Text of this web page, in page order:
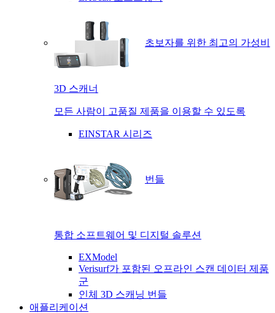
초보자를 위한 최고의 가성비
3D 스캐너
모든 사람이 고품질 제품을 이용할 수 있도록
EINSTAR 시리즈
번들
통합 소프트웨어 및 디지털 솔루션
EXModel
Verisurf가 포함된 오프라인 스캔 데이터 제품
군
인체 3D 스캐닝 번들
애플리케이션